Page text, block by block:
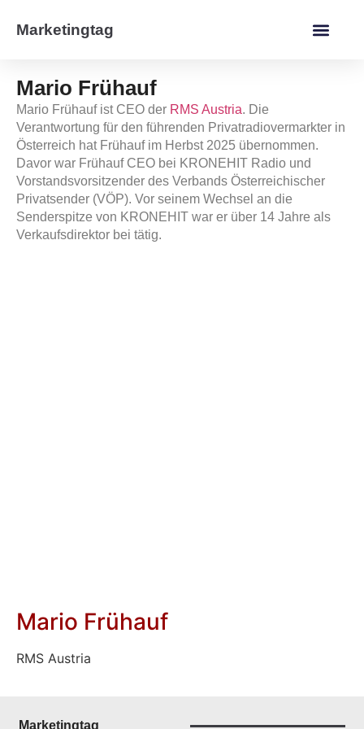
Marketingtag
Mario Frühauf
Mario Frühauf ist CEO der RMS Austria. Die
Verantwortung für den führenden Privatradiovermarkter in
Österreich hat Frühauf im Herbst 2025 übernommen.
Davor war Frühauf CEO bei KRONEHIT Radio und
Vorstandsvorsitzender des Verbands Österreichischer
Privatsender (VÖP). Vor seinem Wechsel an die
Senderspitze von KRONEHIT war er über 14 Jahre als
Verkaufsdirektor bei tätig.
Mario Frühauf
RMS Austria
Marketingtag